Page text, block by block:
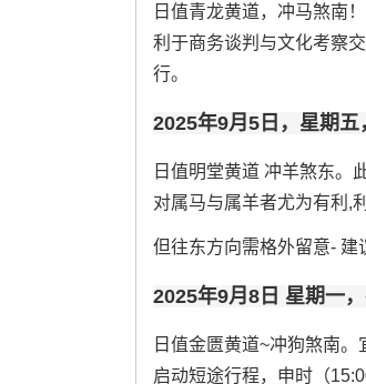
日值青龙黄道，冲马煞南
利于商务谈判与文化考察
行。
2025年9月5日，星期五
日值明堂黄道 冲羊煞东。
对属马与属羊者尤为有利,
但往东方向需格外留意- 建
2025年9月8日 星期一
日值金匮黄道~冲狗煞南
启动短途行程，申时（